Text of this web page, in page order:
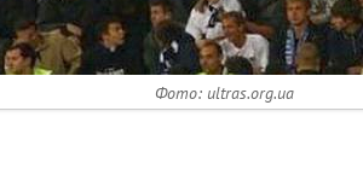
Фото: ultras.org.ua